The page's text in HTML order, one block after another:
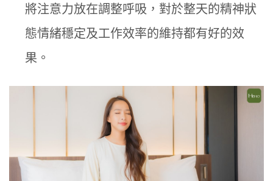
將注意力放在調整呼吸，對於整天的精神狀
態情緒穩定及工作效率的維持都有好的效
果。